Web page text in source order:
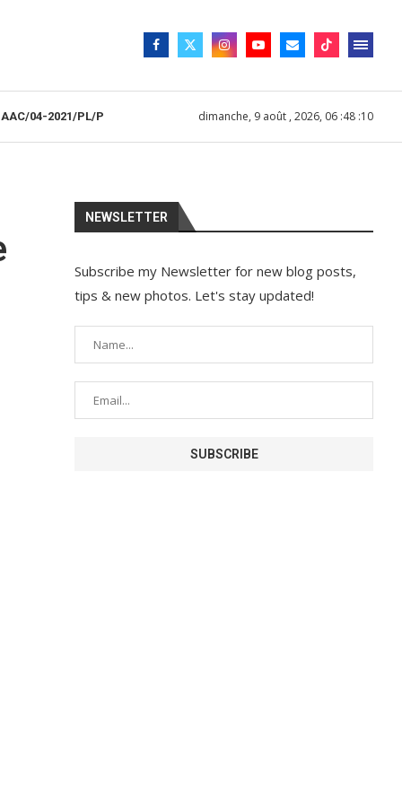
04-2021/PL/P dimanche, 9 août , 2026, 06 :48 :10
NEWSLETTER
Subscribe my Newsletter for new blog posts,
tips & new photos. Let's stay updated!